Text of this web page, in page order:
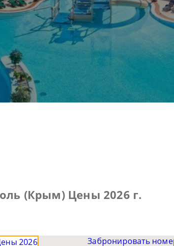
(Крым) Цены 2026 г.
2026 Забронировать